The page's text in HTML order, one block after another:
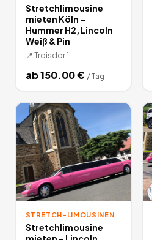
Stretchlimousine
mieten Köln –
Hummer H2, Lincoln
Weiß & Pin
📍 Troisdorf
ab150.00€ / Tag
STRETCH-LIMOUSINEN
Stretchlimousine